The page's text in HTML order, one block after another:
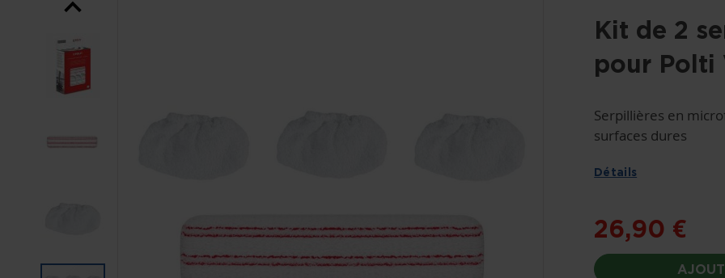
PASSER
LA
FIN
LA
GALERIE
D’IMAGES
Kit de 2
pour Polti
Serpillières en
surfaces dures
Détails
26,90 €